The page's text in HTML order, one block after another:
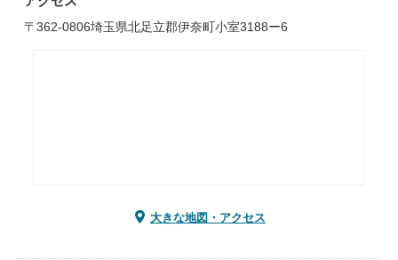
〒362-0806埼玉県北足立郡伊奈町小室3188ー6
大きな地図・アクセス